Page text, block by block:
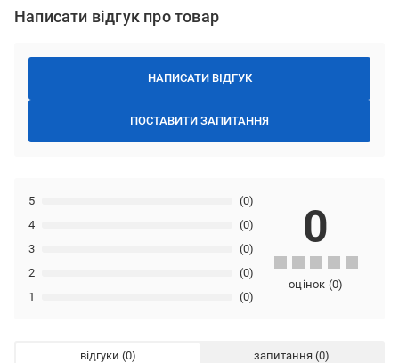
Написати відгук про товар
НАПИСАТИ ВІДГУК
ПОСТАВИТИ ЗАПИТАННЯ
1 (0)
2 (0)
3 (0)
4 (0)
5 (0)
0
оцінок (0)
відгуки запитання